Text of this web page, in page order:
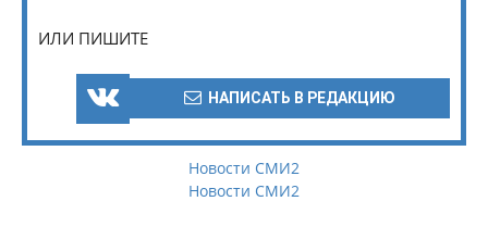
ИЛИ ПИШИТЕ
НАПИСАТЬ В РЕДАКЦИЮ
Новости СМИ2
Новости СМИ2